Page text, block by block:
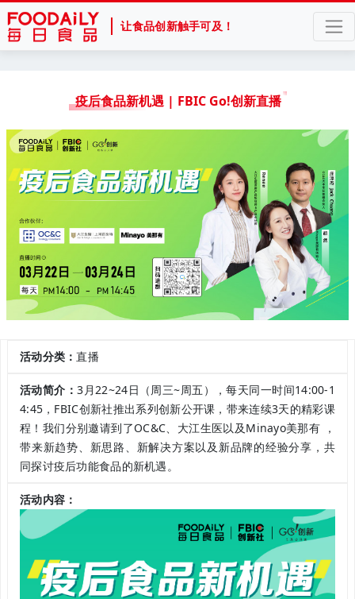
让食品创新触手可及！
疫后食品新机遇 | FBIC Go!创新直播
活动分类：直播
活动简介：3月22~24日（周三~周五），每天同一时间14:00-1
4:45，FBIC创新社推出系列创新公开课，带来连续3天的精彩课
程！我们分别邀请到了OC&C、大江生医以及Minayo美那有 ，
带来新趋势、新思路、新解决方案以及新品牌的经验分享，共
同探讨疫后功能食品的新机遇。
活动内容：